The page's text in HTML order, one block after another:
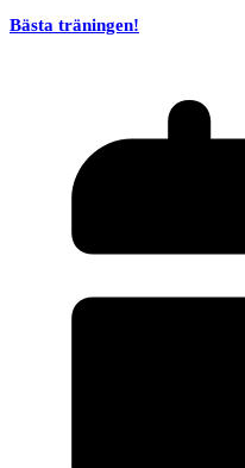
Bästa träningen!